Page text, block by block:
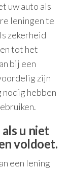
uw auto als
leningen te
zekerheid
tot het
bij een
zijn
nodig hebben
u niet
voldoet.
een lening